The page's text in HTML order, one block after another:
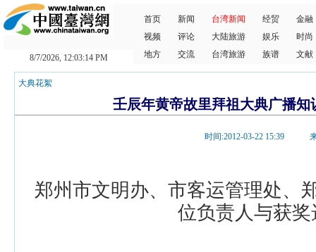
8/7/2026, 12:03:14 PM
首页 新闻 台湾新闻 经贸
金融
视频
评论 大陆旅游 娱乐
时尚
地方
交流 台湾旅游 族谱 文献
大典花絮
壬辰年黄帝故里拜祖大典广播
时间:2012-03-22 15:39 来
郑州市文明办、市客运管理处、
位负责人与获